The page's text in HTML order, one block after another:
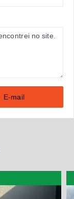
E-mail